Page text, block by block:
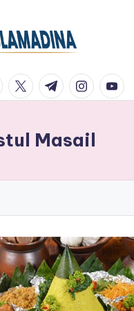
twitter.com
t.me
Masail